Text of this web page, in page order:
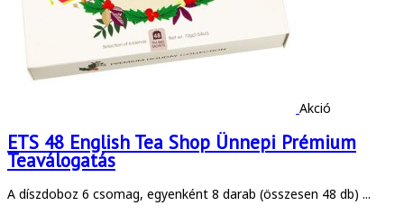
Akció
ETS 48 English Tea Shop Ünnepi Prémium
Teaválogatás
A díszdoboz 6 csomag, egyenként 8 darab (összesen 48 db) ...